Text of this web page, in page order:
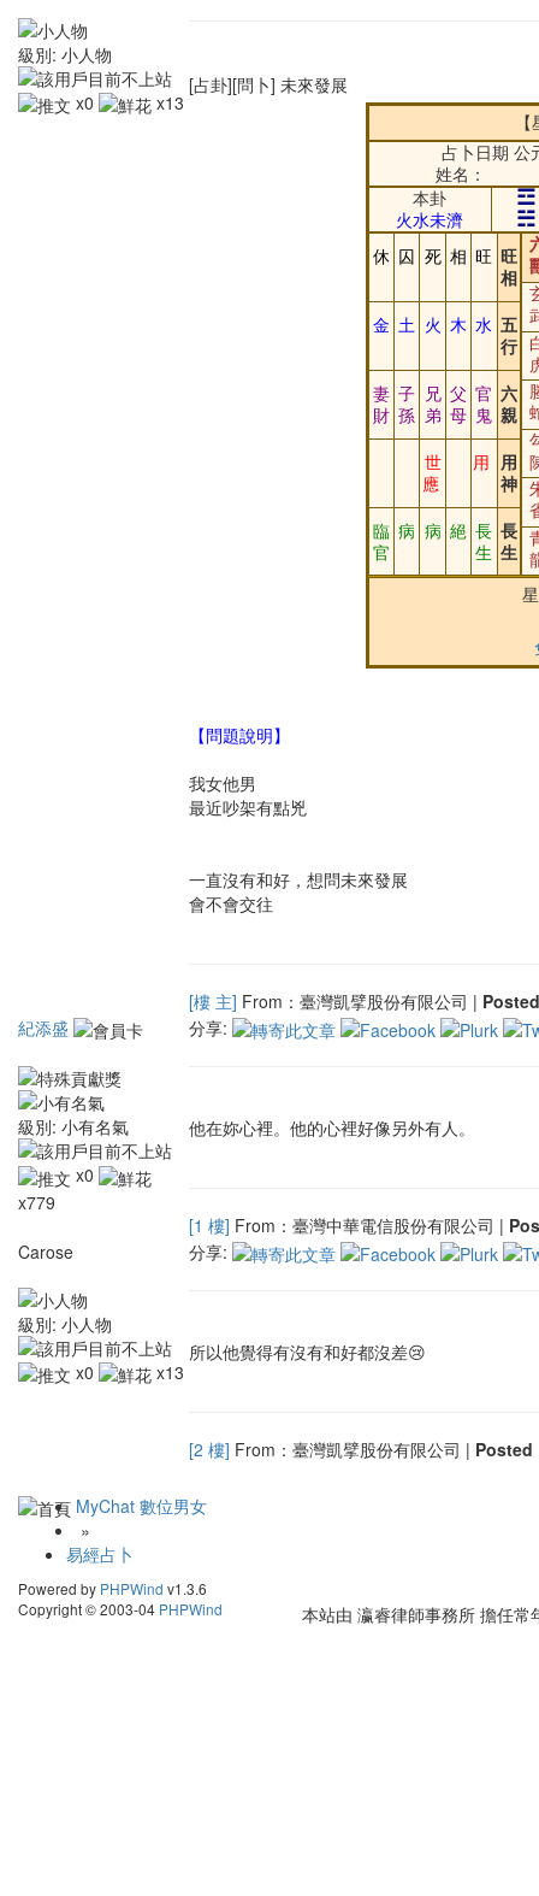
級別: 小人物
x0
x13
[占卦][問卜] 未來發展
占卜日期 公
姓名：
本卦
火水未濟
☲
☵
旺
相
旺
相
死
囚
休
五
行
水
木
火
土
金
六
親
官
鬼
父
母
兄
弟
子
孫
妻
財
用
神
用
世
應
長
生
長
生
絕
病
病
臨
官
【問題說明】
我女他男
最近吵架有點兇
一直沒有和好，想問未來發展
會不會交往
[樓 主] From：臺灣凱擘股份有限公司 |
紀添盛
級別: 小有名氣
x0
x779
分享:
他在妳心裡。他的心裡好像另外有人。
[1 樓] From：臺灣中華電信股份有限公司 |
Carose
級別: 小人物
x0
x13
分享:
所以他覺得有沒有和好都沒差😢
[2 樓] From：臺灣凱擘股份有限公司 | Posted
MyChat 數位男女
»
易經占卜
Powered by PHPWind v1.3.6
Copyright © 2003-04 PHPWind 本站由 瀛睿律師事務所 擔任常